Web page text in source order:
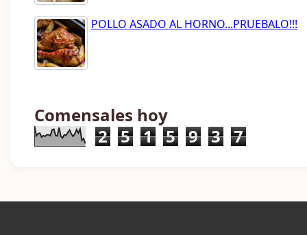
POLLO ASADO AL HORNO...PRUEBALO!!!
Comensales hoy
2 5 1 5 9 3 7